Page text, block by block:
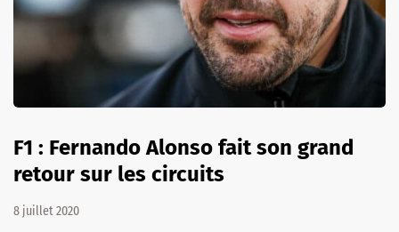
F1 : Fernando Alonso fait son grand
retour sur les circuits
8 juillet 2020